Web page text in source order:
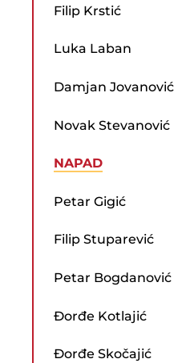
Filip Krstić
Luka Laban
Damjan Jovanović
Novak Stevanović
NAPAD
Petar Gigić
Filip Stuparević
Petar Bogdanović
Đorđe Kotlajić
Đorđe Skočajić